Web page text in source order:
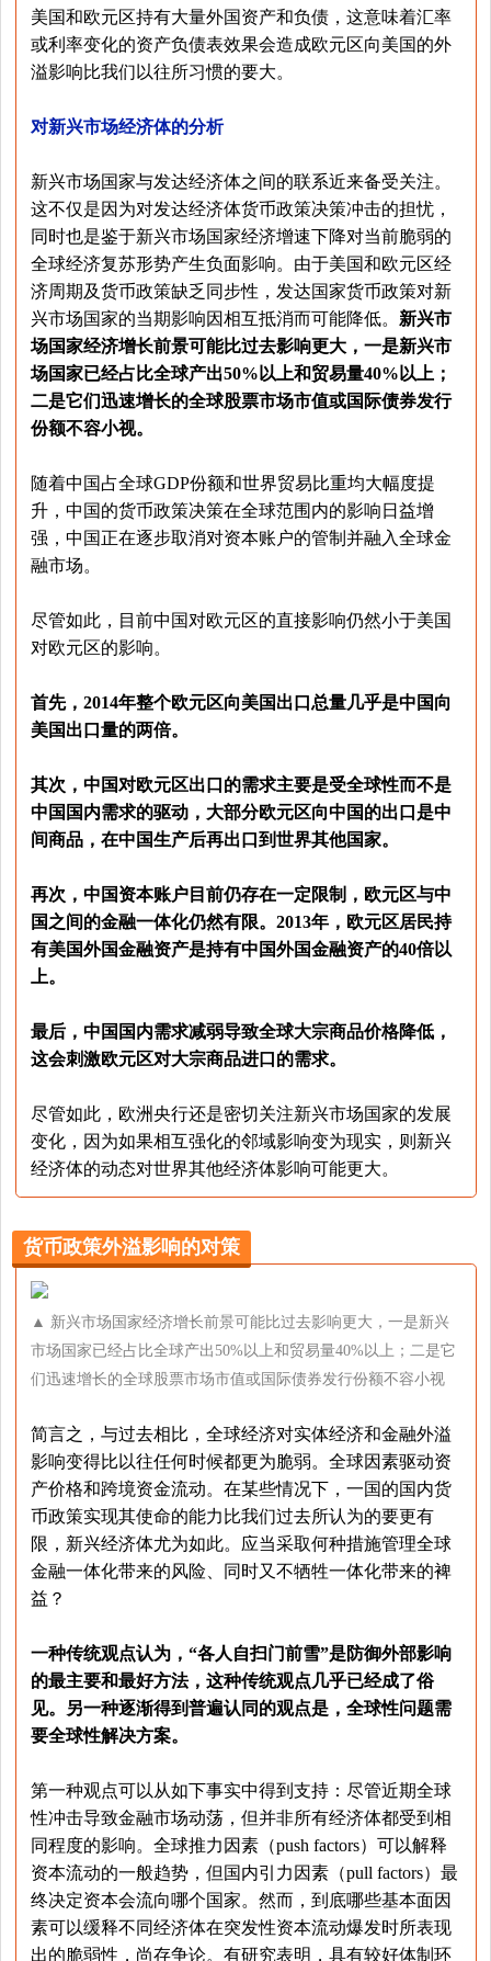
美国和欧元区持有大量外国资产和负债，这意味着汇率
或利率变化的资产负债表效果会造成欧元区向美国的外
溢影响比我们以往所习惯的要大。
对新兴市场经济体的分析
新兴市场国家与发达经济体之间的联系近来备受关注。
这不仅是因为对发达经济体货币政策决策冲击的担忧，
同时也是鉴于新兴市场国家经济增速下降对当前脆弱的
全球经济复苏形势产生负面影响。由于美国和欧元区经
济周期及货币政策缺乏同步性，发达国家货币政策对新
兴市场国家的当期影响因相互抵消而可能降低。 新兴市
场国家经济增长前景可能比过去影响更大，一是新兴市
场国家已经占比全球产出50%以上和贸易量40%以上；
二是它们迅速增长的全球股票市场市值或国际债券发行
份额不容小视。
随着中国占全球GDP份额和世界贸易比重均大幅度提
升，中国的货币政策决策在全球范围内的影响日益增
强，中国正在逐步取消对资本账户的管制并融入全球金
融市场。
尽管如此，目前中国对欧元区的直接影响仍然小于美国
对欧元区的影响。
首先，2014年整个欧元区向美国出口总量几乎是中国向
美国出口量的两倍。
其次，中国对欧元区出口的需求主要是受全球性而不是
中国国内需求的驱动，大部分欧元区向中国的出口是中
间商品，在中国生产后再出口到世界其他国家。
再次，中国资本账户目前仍存在一定限制，欧元区与中
国之间的金融一体化仍然有限。2013年，欧元区居民持
有美国外国金融资产是持有中国外国金融资产的40倍以
上。
最后，中国国内需求减弱导致全球大宗商品价格降低，
这会刺激欧元区对大宗商品进口的需求。
尽管如此，欧洲央行还是密切关注新兴市场国家的发展
变化，因为如果相互强化的邻域影响变为现实，则新兴
经济体的动态对世界其他经济体影响可能更大。
货币政策外溢影响的对策
▲ 新兴市场国家经济增长前景可能比过去影响更大，一是新兴
市场国家已经占比全球产出50%以上和贸易量40%以上；二是它
们迅速增长的全球股票市场市值或国际债券发行份额不容小视
简言之，与过去相比，全球经济对实体经济和金融外溢
影响变得比以往任何时候都更为脆弱。全球因素驱动资
产价格和跨境资金流动。在某些情况下，一国的国内货
币政策实现其使命的能力比我们过去所认为的要更有
限，新兴经济体尤为如此。应当采取何种措施管理全球
金融一体化带来的风险、同时又不牺牲一体化带来的裨
益？
一种传统观点认为，“各人自扫门前雪”是防御外部影响
的最主要和最好方法，这种传统观点几乎已经成了俗
见。另一种逐渐得到普遍认同的观点是，全球性问题需
要全球性解决方案。
第一种观点可以从如下事实中得到支持：尽管近期全球
性冲击导致金融市场动荡，但并非所有经济体都受到相
同程度的影响。全球推力因素（push factors）可以解释
资本流动的一般趋势，但国内引力因素（pull factors）最
终决定资本会流向哪个国家。然而，到底哪些基本面因
素可以缓释不同经济体在突发性资本流动爆发时所表现
出的脆弱性，尚存争论。有研究表明，具有较好体制环